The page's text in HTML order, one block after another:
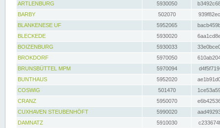
ARTLENBURG
5930050
BARBY
502070
BLANKENESE UF
5952065
BLECKEDE
5930020
BOIZENBURG
5930033
BROKDORF
5970050
BRUNSBÜTTEL MPM
5970094
BUNTHAUS
5952020
COSWIG
501470
CRANZ
5950070
CUXHAVEN STEUBENHÖFT
5990020
DAMNATZ
5910030